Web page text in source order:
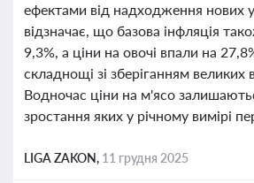
ефектами від надходження нових
відзначає, що базова інфляція
9,3%, а ціни на овочі впали на
складнощі зі зберіганням великих
Водночас ціни на м'ясо
зростання яких у річному вимірі
LIGA ZAKON, 11 грудня 2025